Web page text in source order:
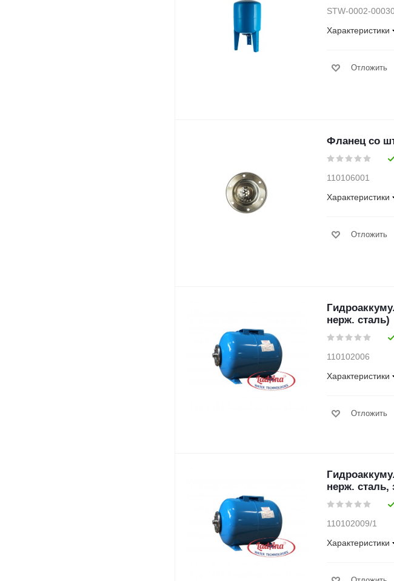
STW-0002-
Характеристики
Отложить
Фланец со
110106001
Характеристики
Отложить
нерж. сталь)
110102006
Характеристики
Отложить
нерж. сталь,
110102009/1
Характеристики